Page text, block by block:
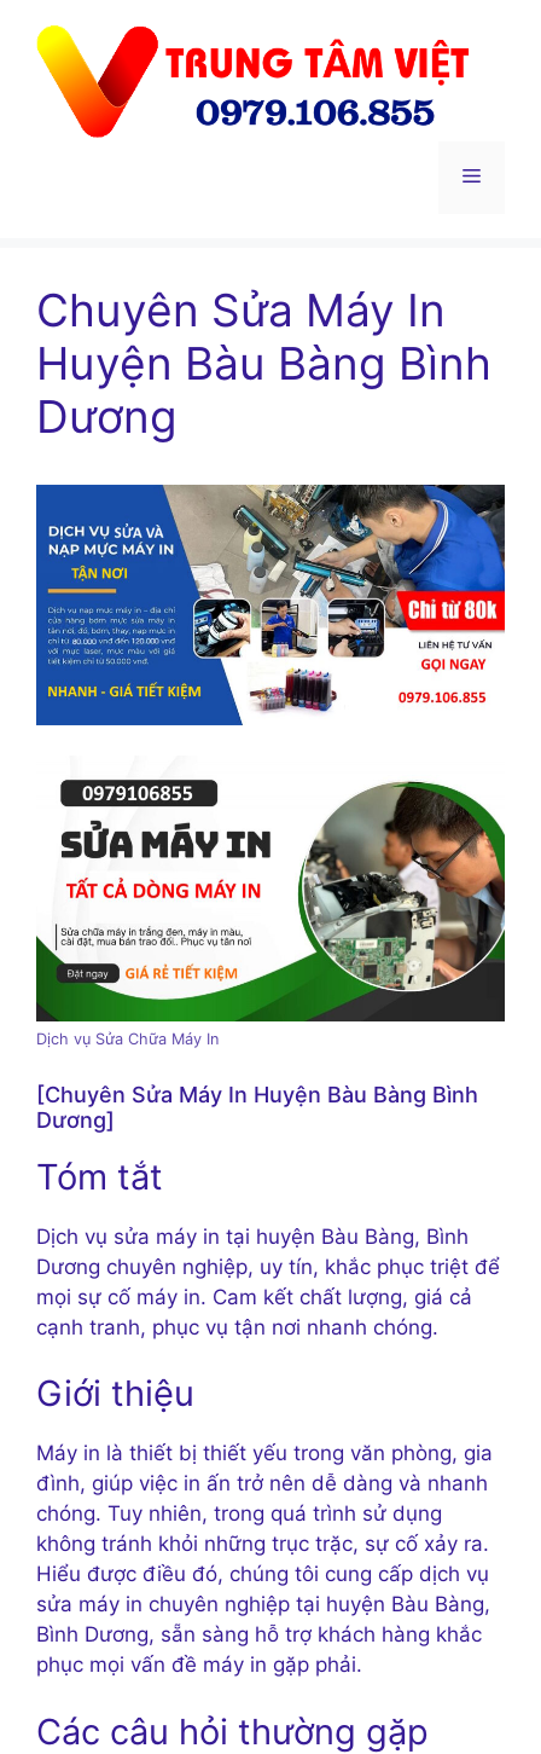
Menu
Chuyên Sửa Máy In
Huyện Bàu Bàng Bình
Dương
Dịch vụ Sửa Chữa Máy In
[Chuyên Sửa Máy In Huyện Bàu Bàng Bình
Dương]
Tóm tắt
Dịch vụ sửa máy in tại huyện Bàu Bàng, Bình
Dương chuyên nghiệp, uy tín, khắc phục triệt để
mọi sự cố máy in. Cam kết chất lượng, giá cả
cạnh tranh, phục vụ tận nơi nhanh chóng.
Giới thiệu
Máy in là thiết bị thiết yếu trong văn phòng, gia
đình, giúp việc in ấn trở nên dễ dàng và nhanh
chóng. Tuy nhiên, trong quá trình sử dụng
không tránh khỏi những trục trặc, sự cố xảy ra.
Hiểu được điều đó, chúng tôi cung cấp dịch vụ
sửa máy in chuyên nghiệp tại huyện Bàu Bàng,
Bình Dương, sẵn sàng hỗ trợ khách hàng khắc
phục mọi vấn đề máy in gặp phải.
Các câu hỏi thường gặp